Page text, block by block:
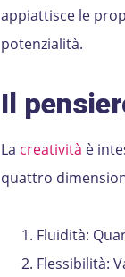
appiattisce le
Il
La creatività è
quattro
Fluidità:
Flessibilità: